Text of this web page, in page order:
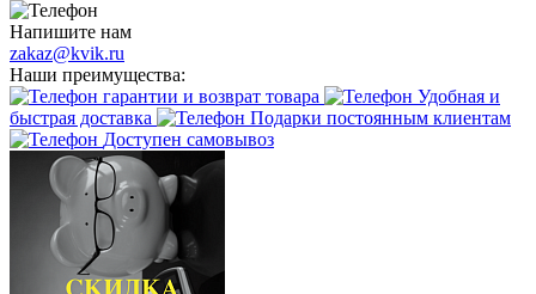
Напишите нам
zakaz@kvik.ru
Наши преимущества:
гарантии и возврат товара
Удобная и
быстрая доставка
Подарки постоянным клиентам
Доступен самовывоз